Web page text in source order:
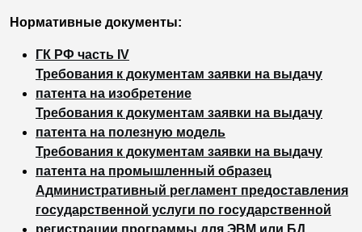
Нормативные документы:
ГК РФ часть IV
Требования к документам заявки на выдачу
патента на изобретение
Требования к документам заявки на выдачу
патента на полезную модель
Требования к документам заявки на выдачу
патента на промышленный образец
Административный регламент предоставления
государственной услуги по государственной
регистрации программы для ЭВМ или БД